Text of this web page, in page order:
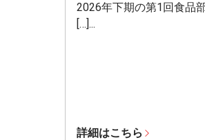
2026年下期の第1回食品
[…]...
詳細はこちら